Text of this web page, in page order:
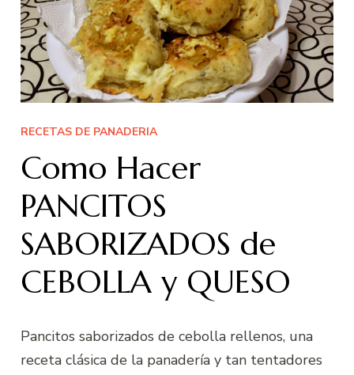
RECETAS DE PANADERIA
Como Hacer
PANCITOS
SABORIZADOS de
CEBOLLA y QUESO
Pancitos saborizados de cebolla rellenos, una
receta clásica de la panadería y tan tentadores